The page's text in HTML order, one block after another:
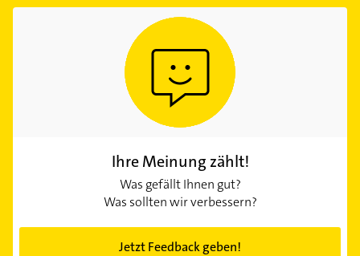
Ihre Meinung zählt!
Was gefällt Ihnen gut?
Was sollten wir verbessern?
Jetzt Feedback geben!